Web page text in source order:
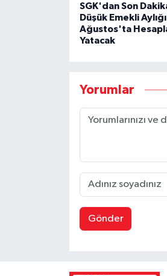
SGK'dan Son
Düşük Emekli
Ağustos'ta
Yatacak
Yorumlar
Gönder